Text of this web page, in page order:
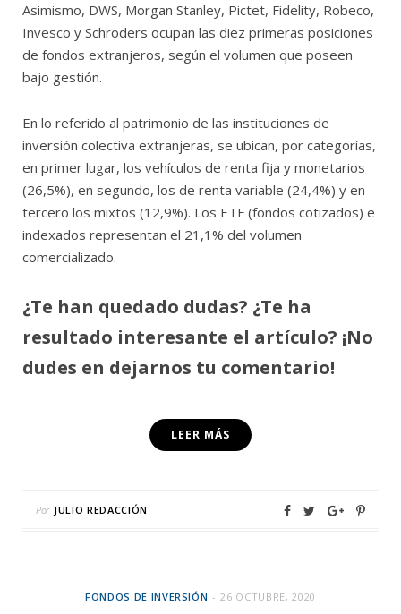
Asimismo, DWS, Morgan Stanley, Pictet, Fidelity, Robeco,
Invesco y Schroders ocupan las diez primeras posiciones
de fondos extranjeros, según el volumen que poseen
bajo gestión.
En lo referido al patrimonio de las instituciones de
inversión colectiva extranjeras, se ubican, por categorías,
en primer lugar, los vehículos de renta fija y monetarios
(26,5%), en segundo, los de renta variable (24,4%) y en
tercero los mixtos (12,9%). Los ETF (fondos cotizados) e
indexados representan el 21,1% del volumen
comercializado.
¿Te han quedado dudas? ¿Te ha
resultado interesante el artículo? ¡No
dudes en dejarnos tu comentario!
LEER MÁS
Por JULIO REDACCIÓN
FONDOS DE INVERSIÓN 26 OCTUBRE, 2020